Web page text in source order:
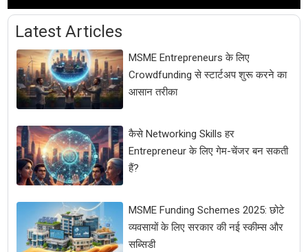
Latest Articles
MSME Entrepreneurs के लिए
Crowdfunding से स्टार्टअप शुरू करने का
आसान तरीका
कैसे Networking Skills हर
Entrepreneur के लिए गेम-चेंजर बन सकती
हैं?
MSME Funding Schemes 2025: छोटे
व्यवसायों के लिए सरकार की नई स्कीम्स और
सब्सिडी